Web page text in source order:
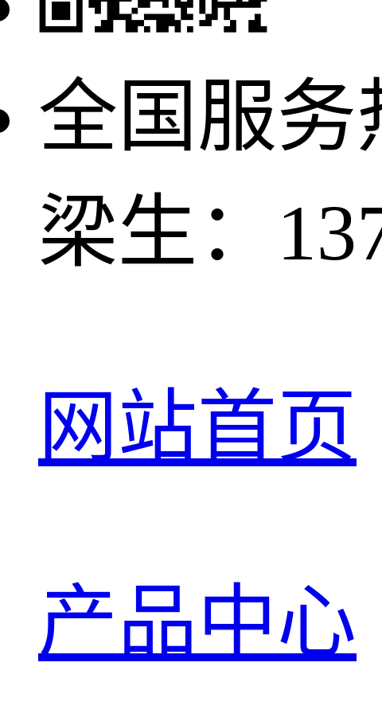
全国服务
梁生：
网站首页
产品中心